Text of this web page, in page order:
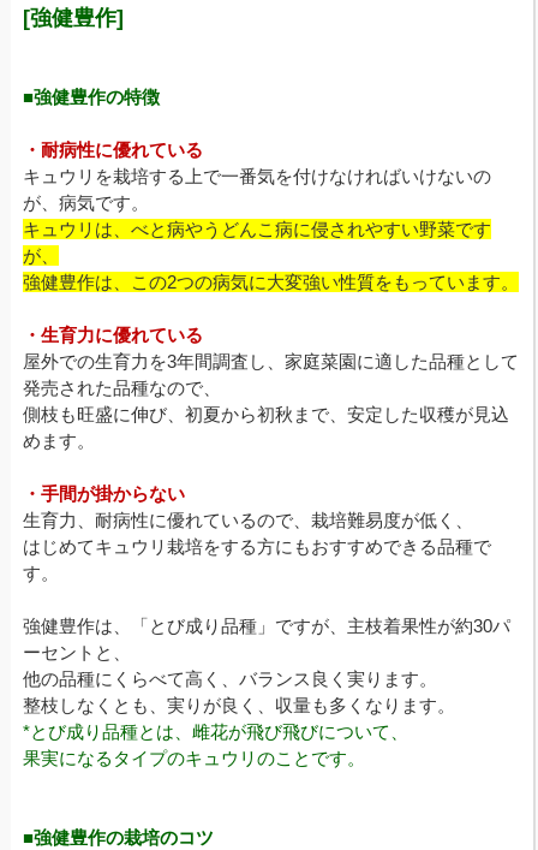
[強健豊作]
■強健豊作の特徴
・耐病性に優れている
キュウリを栽培する上で一番気を付けなければいけないの
が、病気です。
キュウリは、べと病やうどんこ病に侵されやすい野菜です
が、
強健豊作は、この2つの病気に大変強い性質をもっています。
・生育力に優れている
屋外での生育力を3年間調査し、家庭菜園に適した品種として
発売された品種なので、
側枝も旺盛に伸び、初夏から初秋まで、安定した収穫が見込
めます。
・手間が掛からない
生育力、耐病性に優れているので、栽培難易度が低く、
はじめてキュウリ栽培をする方にもおすすめできる品種で
す。
強健豊作は、「とび成り品種」ですが、主枝着果性が約30パ
ーセントと、
他の品種にくらべて高く、バランス良く実ります。
整枝しなくとも、実りが良く、収量も多くなります。
*とび成り品種とは、雌花が飛び飛びについて、
果実になるタイプのキュウリのことです。
■強健豊作の栽培のコツ